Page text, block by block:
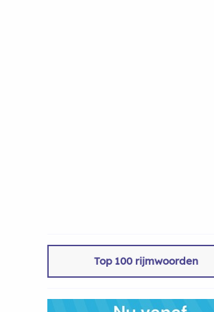
Top 100 rijmwoorden